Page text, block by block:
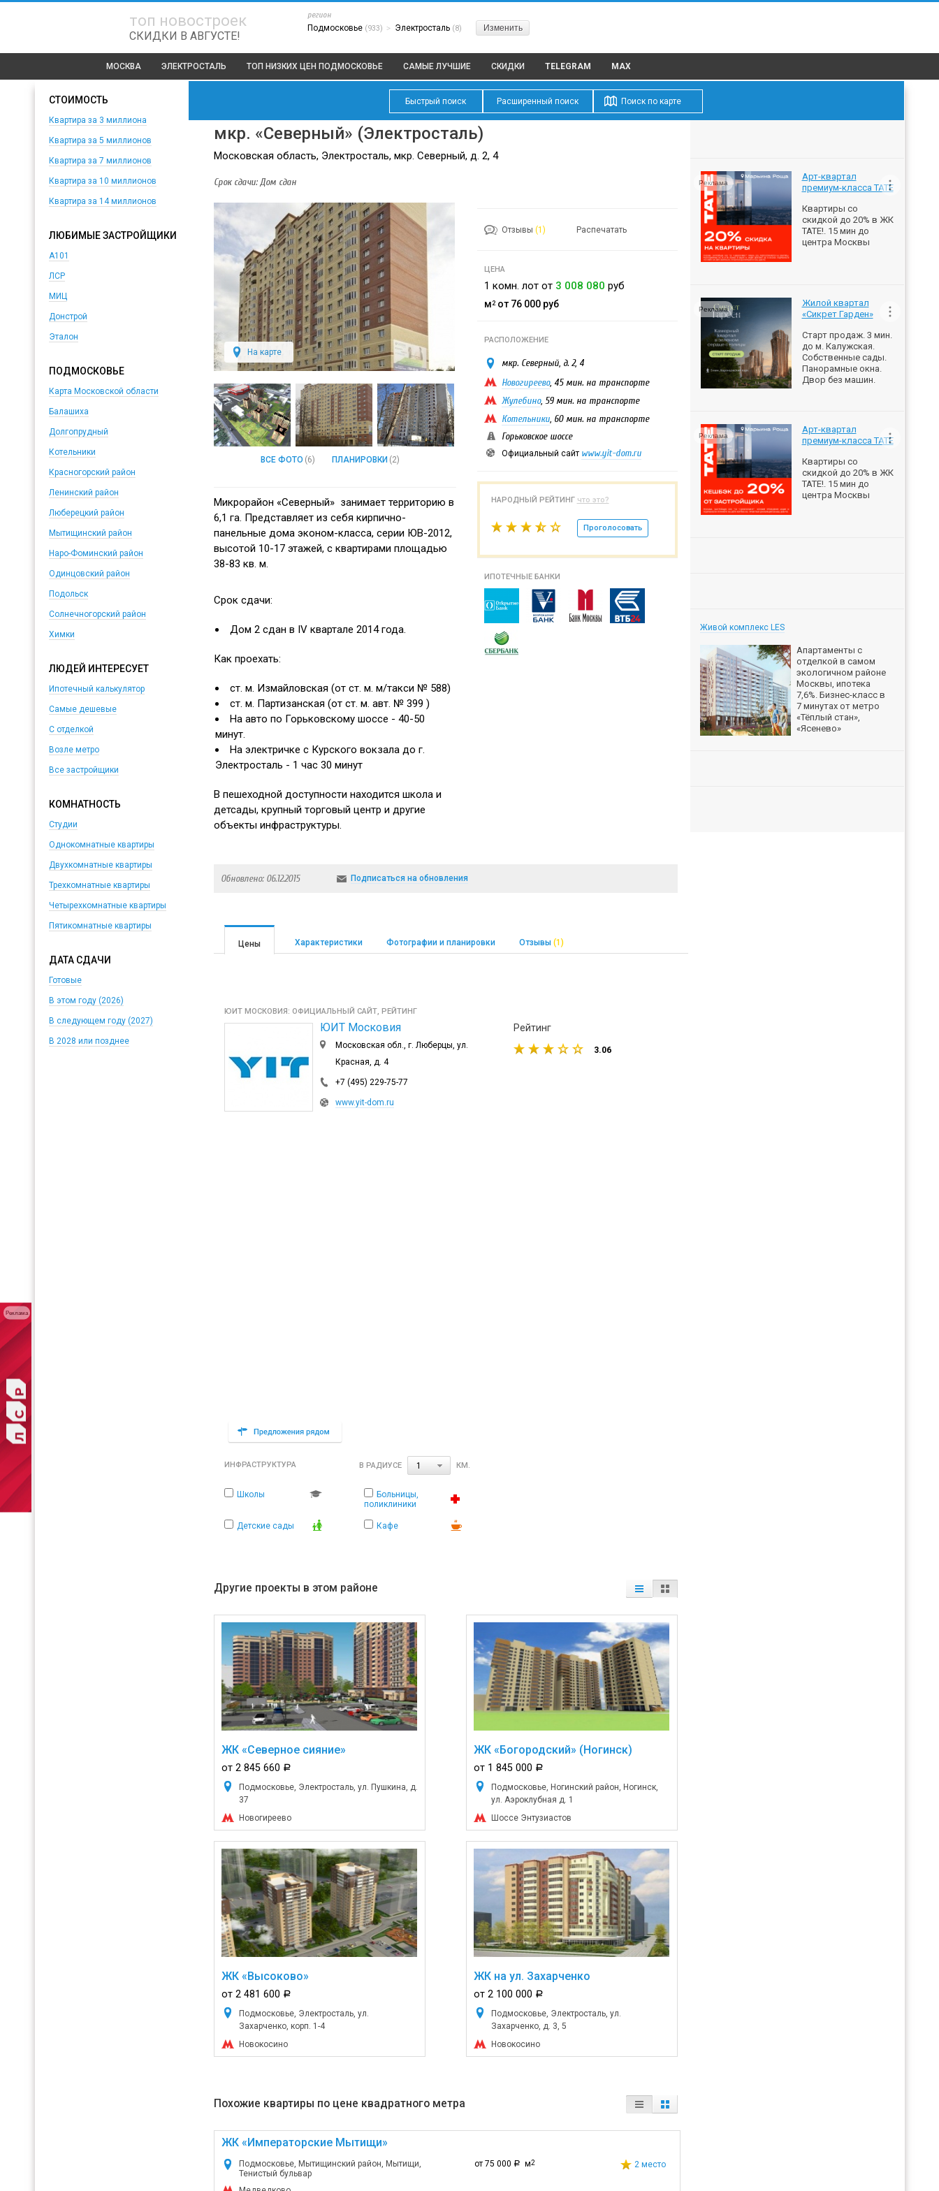
топ новостроек
СКИДКИ В АВГУСТЕ!
регион
Подмосковье (933) > Электросталь (8) Изменить
МОСКВА ЭЛЕКТРОСТАЛЬ ТОП НИЗКИХ ЦЕН ПОДМОСКОВЬЕ САМЫЕ ЛУЧШИЕ СКИДКИ TELEGRAM MAX
СТОИМОСТЬ
Квартира за 3 миллиона
Квартира за 5 миллионов
Квартира за 7 миллионов
Квартира за 10 миллионов
Квартира за 14 миллионов
ЛЮБИМЫЕ ЗАСТРОЙЩИКИ
А101
ЛСР
МИЦ
Донстрой
Эталон
ПОДМОСКОВЬЕ
Карта Московской области
Балашиха
Долгопрудный
Котельники
Красногорский район
Ленинский район
Люберецкий район
Мытищинский район
Наро-Фоминский район
Одинцовский район
Подольск
Солнечногорский район
Химки
ЛЮДЕЙ ИНТЕРЕСУЕТ
Ипотечный калькулятор
Самые дешевые
С отделкой
Возле метро
Все застройщики
КОМНАТНОСТЬ
Студии
Однокомнатные квартиры
Двухкомнатные квартиры
Трехкомнатные квартиры
Четырехкомнатные квартиры
Пятикомнатные квартиры
ДАТА СДАЧИ
Готовые
В этом году (2026)
В следующем году (2027)
В 2028 или позднее
Быстрый поиск Расширенный поиск Поиск по карте
мкр. «Северный» (Электросталь)
Московская область, Электросталь, мкр. Северный, д. 2, 4
Срок сдачи: Дом сдан
Отзывы (1) Распечатать
На карте
ВСЕ ФОТО (6) ПЛАНИРОВКИ (2)
Микрорайон «Северный» занимает территорию в
6,1 га. Представляет из себя кирпично-
панельные дома эконом-класса, серии ЮВ-2012,
высотой 10-17 этажей, с квартирами площадью
38-83 кв. м.
Срок сдачи:
Дом 2 сдан в IV квартале 2014 года.
Как проехать:
ст. м. Измайловская (от ст. м. м/такси № 588)
ст. м. Партизанская (от ст. м. авт. № 399 )
На авто по Горьковскому шоссе - 40-50
минут.
На электричке с Курского вокзала до г.
Электросталь - 1 час 30 минут
В пешеходной доступности находится школа и
детсады, крупный торговый центр и другие
объекты инфраструктуры.
ЦЕНА
1 комн. лот от 3 008 080 руб
м 2 от 76 000 руб
РАСПОЛОЖЕНИЕ
мкр. Северный, д. 2, 4
Новогиреево, 45 мин. на транспорте
Жулебино, 59 мин. на транспорте
Котельники, 60 мин. на транспорте
Горьковское шоссе
Официальный сайт www.yit-dom.ru
НАРОДНЫЙ РЕЙТИНГ что это?
Проголосовать
ИПОТЕЧНЫЕ БАНКИ
Обновлено: 06.12.2015 Подписаться на обновления
Цены Характеристики Фотографии и планировки Отзывы (1)
ЮИТ МОСКОВИЯ: ОФИЦИАЛЬНЫЙ САЙТ, РЕЙТИНГ
ЮИТ Московия
Московская обл., г. Люберцы, ул.
Красная, д. 4
+7 (495) 229-75-77
www.yit-dom.ru
Рейтинг
3.06
ИНФРАСТРУКТУРА В РАДИУСЕ 1 КМ.
Школы
Больницы,
поликлиники
Детские сады Кафе
Другие проекты в этом районе
ЖК «Северное сияние»
от 2 845 660 a
Подмосковье, Электросталь, ул. Пушкина, д.
37
Новогиреево
ЖК «Богородский» (Ногинск)
от 1 845 000 a
Подмосковье, Ногинский район, Ногинск,
ул. Аэроклубная д. 1
Шоссе Энтузиастов
ЖК «Высоково»
от 2 481 600 a
Подмосковье, Электросталь, ул.
Захарченко, корп. 1-4
Новокосино
ЖК на ул. Захарченко
от 2 100 000 a
Подмосковье, Электросталь, ул.
Захарченко, д. 3, 5
Новокосино
Похожие квартиры по цене квадратного метра
ЖК «Императорские Мытищи»
от 75 000 a м2
Подмосковье, Мытищинский район, Мытищи,
Тенистый бульвар
2 место
Реклама
Арт-квартал
премиум-класса ТАТЕ
Квартиры со
скидкой до 20% в ЖК
ТАТЕ!. 15 мин до
центра Москвы
Реклама
Жилой квартал
«Сикрет Гарден»
Старт продаж. 3 мин.
до м. Калужская.
Собственные сады.
Панорамные окна.
Двор без машин.
Реклама
Арт-квартал
премиум-класса ТАТЕ
Квартиры со
скидкой до 20% в ЖК
ТАТЕ!. 15 мин до
центра Москвы
Реклама
Живой комплекс LES
Апартаменты с
отделкой в самом
экологичном районе
Москвы, ипотека
7,6%. Бизнес-класс в
7 минутах от метро
«Тёплый стан»,
«Ясенево»